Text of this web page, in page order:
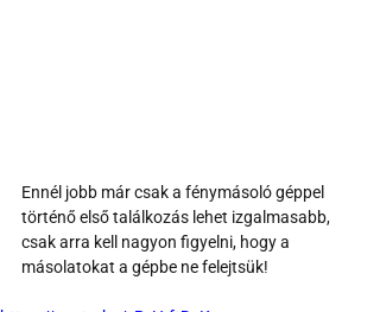
Ennél jobb már csak a fénymásoló géppel
történő első találkozás lehet izgalmasabb,
csak arra kell nagyon figyelni, hogy a
másolatokat a gépbe ne felejtsük!